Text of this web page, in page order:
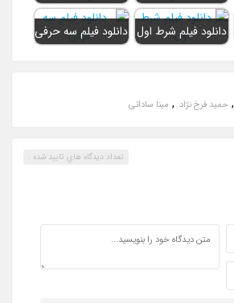
دانلود فیلم شرط اول دانلود فیلم سه حرفی
,حمید فرخ نژاد , مینا ساداتی
تعداد ديدگاه هاي تاييد شده :